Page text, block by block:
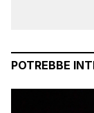
POTREBBE